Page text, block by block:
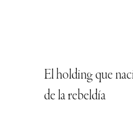
El holding que
de la rebeldía